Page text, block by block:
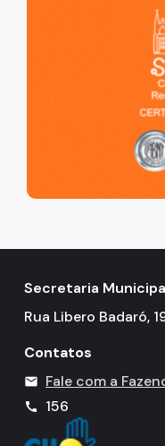
Secretaria
Rua Libero Badaró,
Contatos
mail Fale com a
call 156